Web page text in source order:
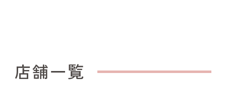
店舗一覧